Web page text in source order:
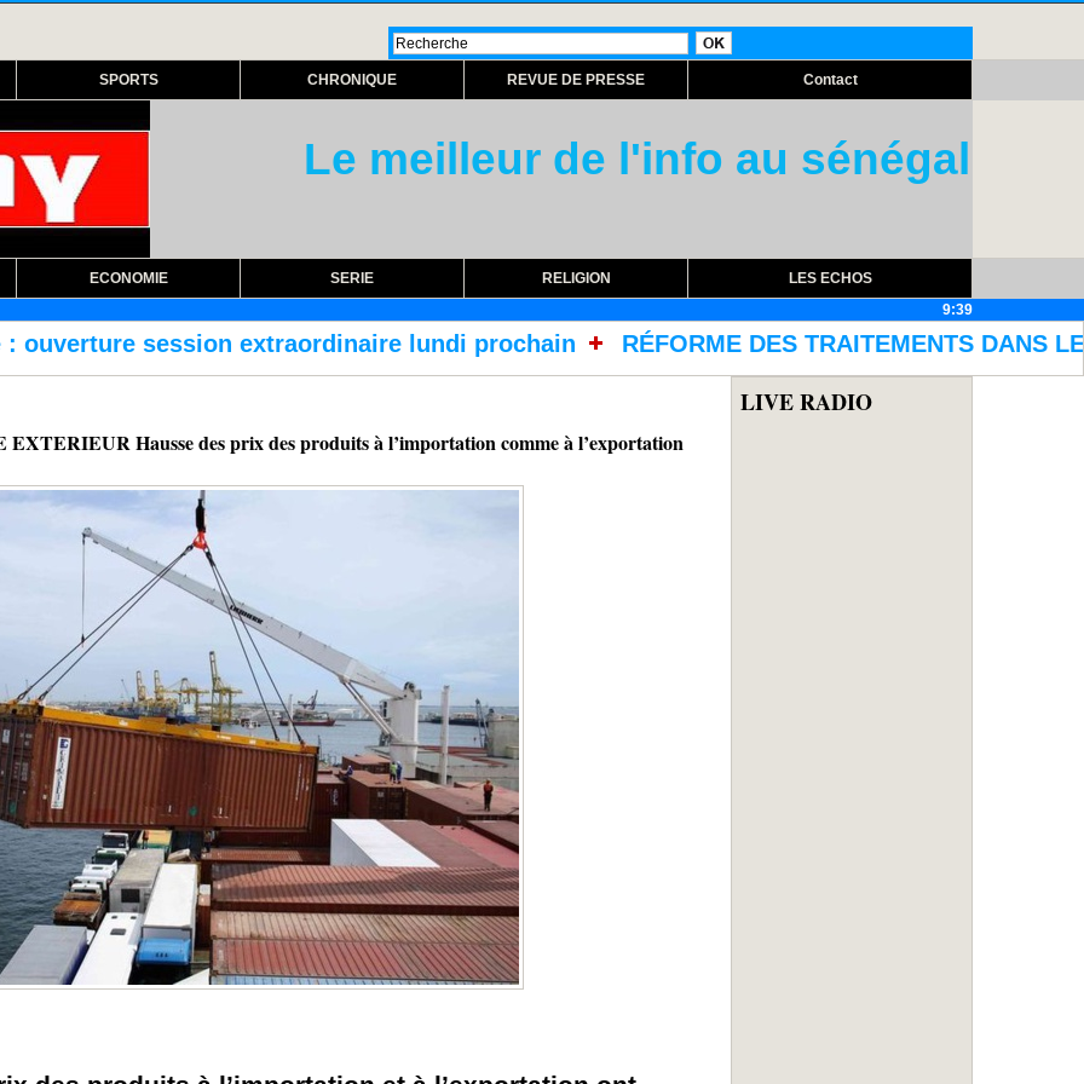
SPORTS CHRONIQUE REVUE DE PRESSE Contact
Le meilleur de l'info au sénégal
ECONOMIE SERIE RELIGION
LES ECHOS
9:39
lundi prochain RÉFORME DES TRAITEMENTS DANS LES PRISONS
Hausse des prix des produits à l’importation comme à l’exportation
LIVE RADIO